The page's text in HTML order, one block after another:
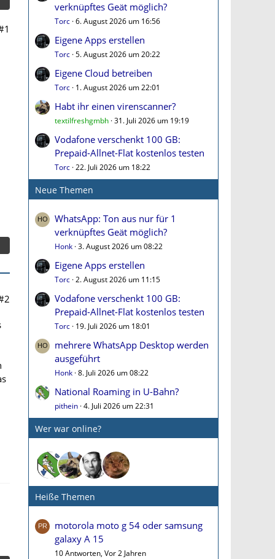
verknüpftes Geät möglich?
Torc 6. August 2026 um 16:56
Eigene Apps erstellen
Torc 5. August 2026 um 20:22
Eigene Cloud betreiben
Torc 1. August 2026 um 22:01
Habt ihr einen virenscanner?
textilfreshgmbh 31. Juli 2026 um 19:19
Vodafone verschenkt 100 GB:
Prepaid-Allnet-Flat kostenlos testen
Torc 22. Juli 2026 um 18:22
Neue Themen
WhatsApp: Ton aus nur für 1
verknüpftes Geät möglich?
Honk 3. August 2026 um 08:22
Eigene Apps erstellen
Torc 2. August 2026 um 11:15
Vodafone verschenkt 100 GB:
Prepaid-Allnet-Flat kostenlos testen
Torc 19. Juli 2026 um 18:01
mehrere WhatsApp Desktop werden
ausgeführt
Honk 8. Juli 2026 um 08:22
National Roaming in U-Bahn?
pithein 4. Juli 2026 um 22:31
Wer war online?
Heiße Themen
motorola moto g 54 oder samsung
galaxy A 15
10 Antworten, Vor 2 Jahren